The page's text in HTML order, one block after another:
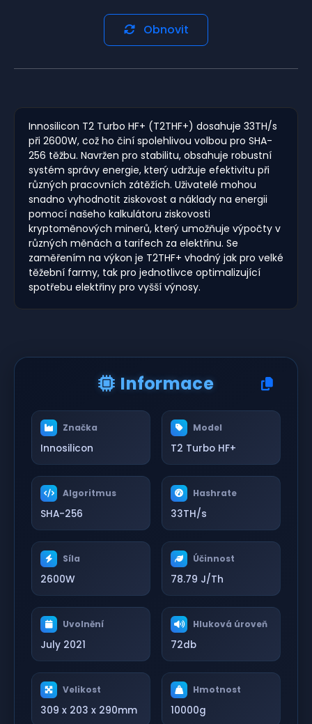
Obnovit
Innosilicon T2 Turbo HF+ (T2THF+) dosahuje 33TH/s
při 2600W, což ho činí spolehlivou volbou pro SHA-
256 těžbu. Navržen pro stabilitu, obsahuje robustní
systém správy energie, který udržuje efektivitu při
různých pracovních zátěžích. Uživatelé mohou
snadno vyhodnotit ziskovost a náklady na energii
pomocí našeho kalkulátoru ziskovosti
kryptoměnových minerů, který umožňuje výpočty v
různých měnách a tarifech za elektřinu. Se
zaměřením na výkon je T2THF+ vhodný jak pro velké
těžební farmy, tak pro jednotlivce optimalizující
spotřebu elektřiny pro vyšší výnosy.
Informace
Značka
Innosilicon
Model
T2 Turbo HF+
Algoritmus
SHA-256
Hashrate
33TH/s
Síla
2600W
Účinnost
78.79 J/Th
Uvolnění
July 2021
Hluková úroveň
72db
Velikost
309 x 203 x 290mm
Hmotnost
10000g